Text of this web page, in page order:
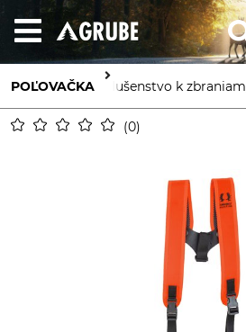
POĽOVAČKAPríslušenstvo k zbraniam
0